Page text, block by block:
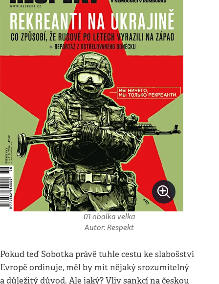
01 obalka velka
Autor: Respekt
Pokud teď Sobotka právě tuhle cestu ke slabošství
Evropě ordinuje, měl by mít nějaký srozumitelný
a důležitý důvod. Ale jaký? Vliv sankcí na českou